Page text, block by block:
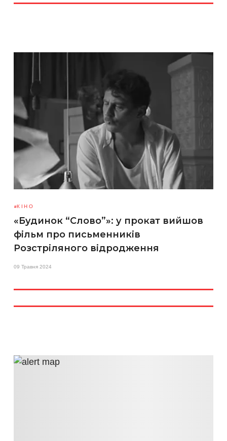
КІНО
«Будинок “Слово”»: у прокат вийшов
фільм про письменників
Розстріляного відродження
09 Травня 2024